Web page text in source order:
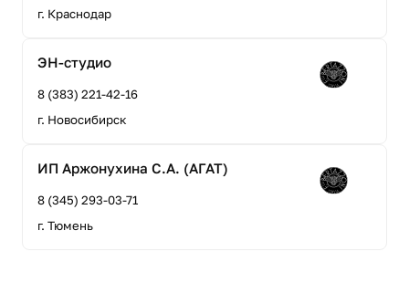
г. Краснодар
ЭН-студио
8 (383) 221-42-16
г. Новосибирск
ИП Аржонухина С.А. (АГАТ)
8 (345) 293-03-71
г. Тюмень